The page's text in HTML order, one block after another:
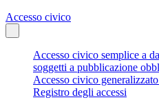
Accesso civico
Accesso civico semplice a
soggetti a pubblicazione
Accesso civico
Registro degli accessi